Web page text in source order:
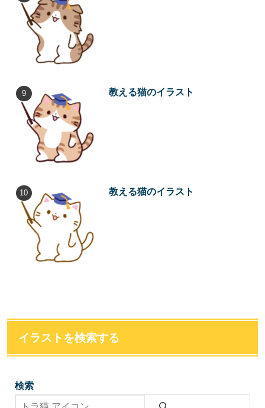
教える猫のイラスト
教える猫のイラスト
イラストを検索する
検索